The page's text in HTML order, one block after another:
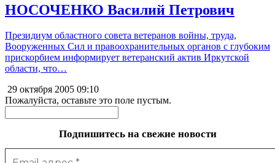
НОСОЧЕНКО Василий Петрович
Президиум областного совета ветеранов войны, труда,
Вооруженных Сил и правоохранительных органов с глубоким
прискорбием информирует ветеранский актив Иркутской
области, что…
29 октября 2005 09:10
Пожалуйста, оставьте это поле пустым.
Подпишитесь на свежие новости